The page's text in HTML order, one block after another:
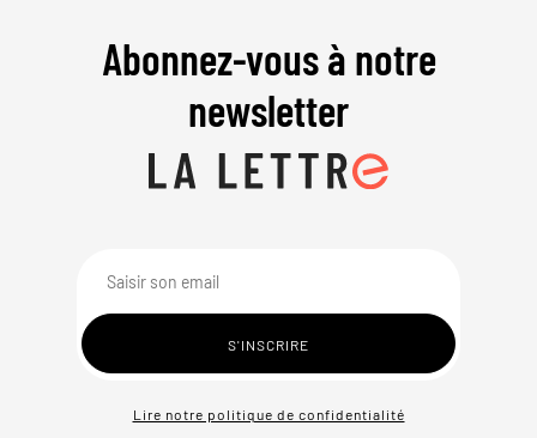
Abonnez-vous à notre
newsletter
Lire notre politique de confidentialité